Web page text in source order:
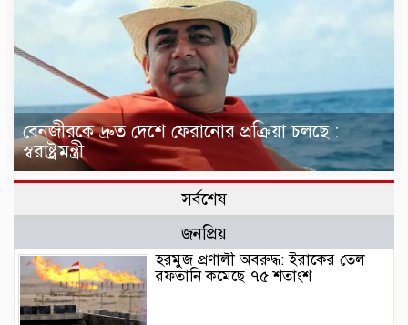
বেনজীরকে দ্রুত দেশে ফেরানোর প্রক্রিয়া চলছে :
স্বরাষ্ট্রমন্ত্রী
সর্বশেষ
জনপ্রিয়
হরমুজ প্রণালী অবরুদ্ধ: ইরাকের তেল
রফতানি কমেছে ৭৫ শতাংশ